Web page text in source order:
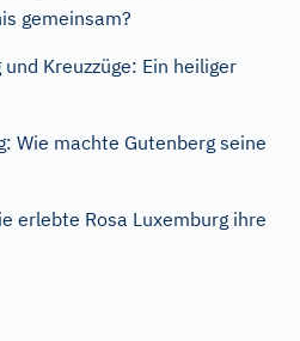
gemeinsam?
Kreuzzüge: Ein heiliger
Wie machte Gutenberg seine
erlebte Rosa Luxemburg ihre